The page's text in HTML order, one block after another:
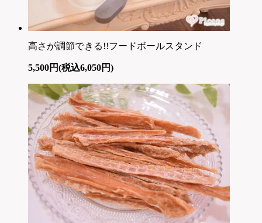
高さが調節できる!!フードボールスタンド
5,500円(税込6,050円)